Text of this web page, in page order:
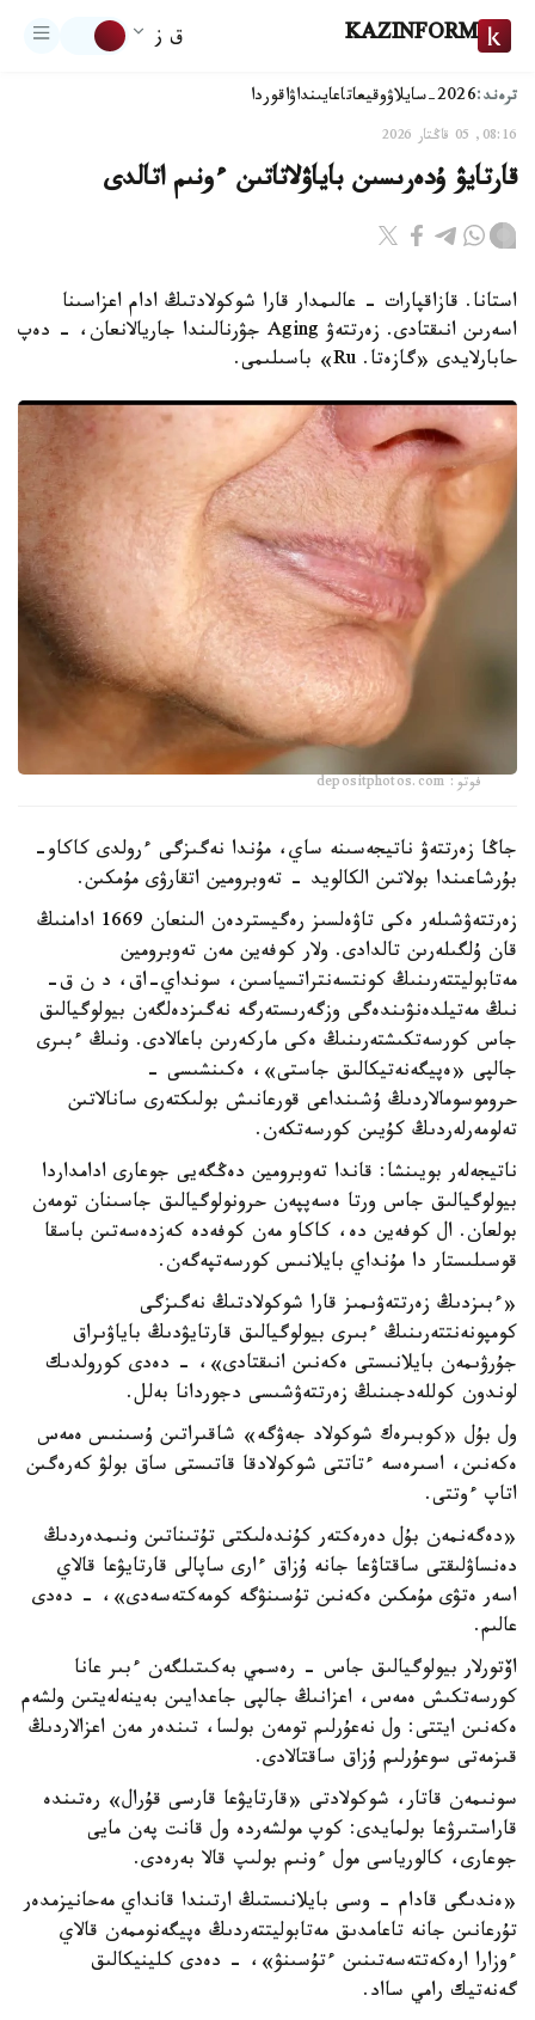
KAZINFORM ق ز
ترەند:2026-سايلاۋ وقيعاتاعايىنداۋاقوردا
08:16, 05 قاڭتار 2026
قارتايۋ ۇدەرىسىن باياۋلاتاتىن ءونىم اتالدى
استانا. قازاقپارات - عالىمدار قارا شوكولادتىڭ ادام اعزاسىنا
اسەرىن انىقتادى. زەرتتەۋ Aging جۋرنالىندا جاريالانعان، - دەپ
حابارلايدى «گازەتا. Ru» باسىلىمى.
فوتو: depositphotos.com
جاڭا زەرتتەۋ ناتيجەسىنە ساي، مۇندا نەگىزگى ءرولدى كاكاو-
بۇرشاعىندا بولاتىن الكالويد - تەوبرومين اتقارۋى مۇمكىن.
زەرتتەۋشىلەر ەكى تاۋەلسىز رەگيستردەن الىنعان 1669 ادامنىڭ
قان ۇلگىلەرىن تالدادى. ولار كوفەين مەن تەوبرومين
مەتابوليتتەرىنىڭ كونتسەنتراتسياسىن، سونداي-اق، د ن ق-
نىڭ مەتيلدەنۋىندەگى وزگەرىستەرگە نەگىزدەلگەن بيولوگيالىق
جاس كورسەتكىشتەرىنىڭ ەكى ماركەرىن باعالادى. ونىڭ ءبىرى
جالپى «ەپيگەنەتيكالىق جاستى»، ەكىنشىسى -
حروموسومالاردىڭ ۇشىنداعى قورعانىش بولىكتەرى سانالاتىن
تەلومەرلەردىڭ كۇيىن كورسەتكەن.
ناتيجەلەر بويىنشا: قاندا تەوبرومين دەڭگەيى جوعارى ادامداردا
بيولوگيالىق جاس ورتا ەسەپپەن حرونولوگيالىق جاسىنان تومەن
بولعان. ال كوفەين دە، كاكاو مەن كوفەدە كەزدەسەتىن باسقا
قوسىلىستار دا مۇنداي بايلانىس كورسەتپەگەن.
«ءبىزدىڭ زەرتتەۋىمىز قارا شوكولادتىڭ نەگىزگى
كومپونەنتتەرىنىڭ ءبىرى بيولوگيالىق قارتايۋدىڭ باياۋىراق
جۇرۋىمەن بايلانىستى ەكەنىن انىقتادى»، - دەدى كورولدىك
لوندون كوللەدجىنىڭ زەرتتەۋشىسى دجوردانا بەلل.
ول بۇل «كوبىرەك شوكولاد جەۋگە» شاقىراتىن ۇسىنىس ەمەس
ەكەنىن، اسىرەسە ءتاتتى شوكولادقا قاتىستى ساق بولۋ كەرەگىن
اتاپ ءوتتى.
«دەگەنمەن بۇل دەرەكتەر كۇندەلىكتى تۇتىناتىن ونىمدەردىڭ
دەنساۋلىقتى ساقتاۋعا جانە ۇزاق ءارى ساپالى قارتايۋعا قالاي
اسەر ەتۋى مۇمكىن ەكەنىن تۇسىنۋگە كومەكتەسەدى»، - دەدى
عالىم.
اۆتورلار بيولوگيالىق جاس - رەسمي بەكىتىلگەن ءبىر عانا
كورسەتكىش ەمەس، اعزانىڭ جالپى جاعدايىن بەينەلەيتىن ولشەم
ەكەنىن ايتتى: ول نەعۇرلىم تومەن بولسا، تىندەر مەن اعزالاردىڭ
قىزمەتى سوعۇرلىم ۇزاق ساقتالادى.
سونىمەن قاتار، شوكولادتى «قارتايۋعا قارسى قۇرال» رەتىندە
قاراستىرۋعا بولمايدى: كوپ مولشەردە ول قانت پەن مايى
جوعارى، كالورياسى مول ءونىم بولىپ قالا بەرەدى.
«ەندىگى قادام - وسى بايلانىستىڭ ارتىندا قانداي مەحانيزمدەر
تۇرعانىن جانە تاعامدىق مەتابوليتتەردىڭ ەپيگەنوممەن قالاي
ءوزارا ارەكەتتەسەتىنىن ءتۇسىنۋ»، - دەدى كلينيكالىق
گەنەتيك رامي سااد.